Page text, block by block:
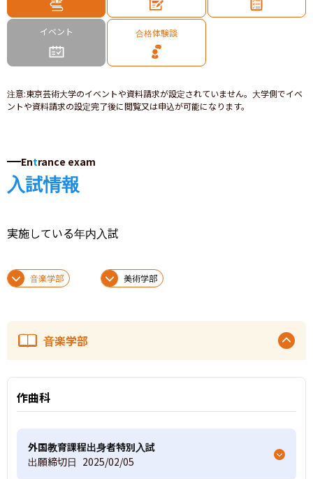
イベント 合格体験談
注意:東京芸術大学のイベントや資料請求が設定されていません。大学側でイベ
ントや資料請求の設定完了後に閲覧又は申込が可能になります。
Entrance exam
入試情報
実施している年内入試
音楽学部 美術学部
音楽学部
作曲科
外国教育課程出身者特別入試
出願締切日 2025/02/05